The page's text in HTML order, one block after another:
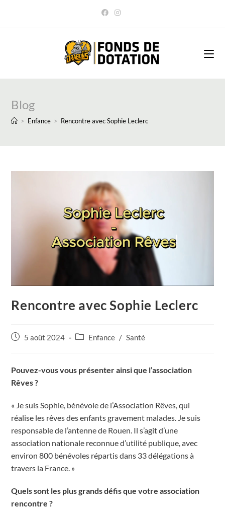
Blog
> Enfance > Rencontre avec Sophie Leclerc
Rencontre avec Sophie Leclerc
Publication
5 août 2024
PostEnfance / Santé
Pouvez-vous vous présenter ainsi que l’association
Rêves ?
« Je suis Sophie, bénévole de l’Association Rêves, qui
réalise les rêves des enfants gravement malades. Je suis
responsable de l’antenne de Rouen. Il s’agit d’une
association nationale reconnue d’utilité publique, avec
environ 800 bénévoles répartis dans 33 délégations à
travers la France. »
Quels sont les plus grands défis que votre association
rencontre ?